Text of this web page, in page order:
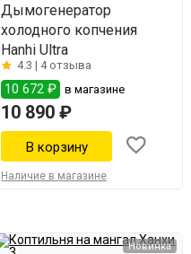
Дымогенератор
холодного копчения
Hanhi Ultra
4.3 | 4 отзыва
10 672 ₽ в магазине
10 890 ₽
Наличие в магазине
Новинка